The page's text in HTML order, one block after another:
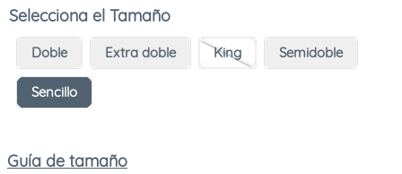
Tamaño
Doble Extra doble King Semidoble
Sencillo
Guía de tamaño